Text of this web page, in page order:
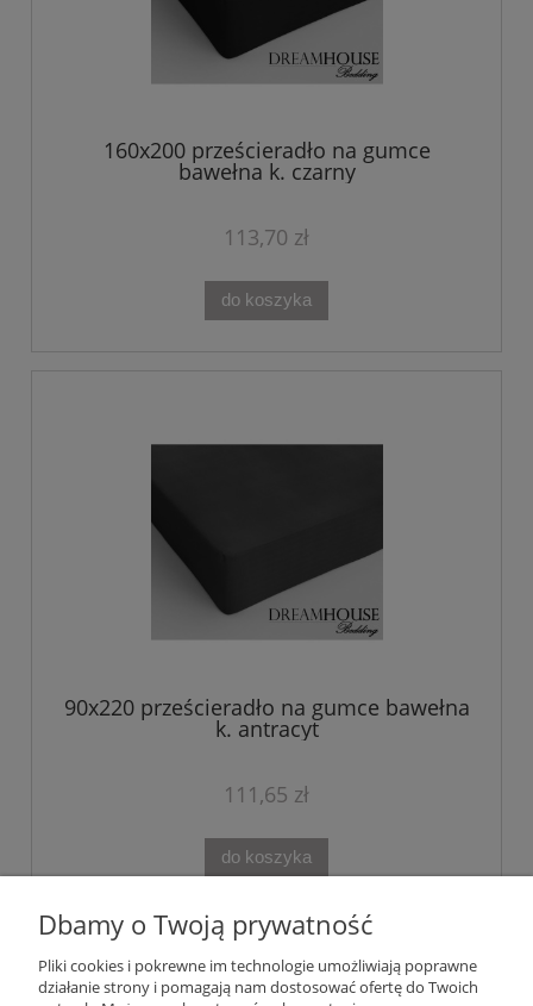
160x200 prześcieradło na gumce
bawełna k. czarny
113,70 zł
do koszyka
90x220 prześcieradło na gumce bawełna
k. antracyt
111,65 zł
do koszyka
« 1 ... 11 12 13 14
Dbamy o Twoją prywatność
Pliki cookies i pokrewne im technologie umożliwiają poprawne
działanie strony i pomagają nam dostosować ofertę do Twoich